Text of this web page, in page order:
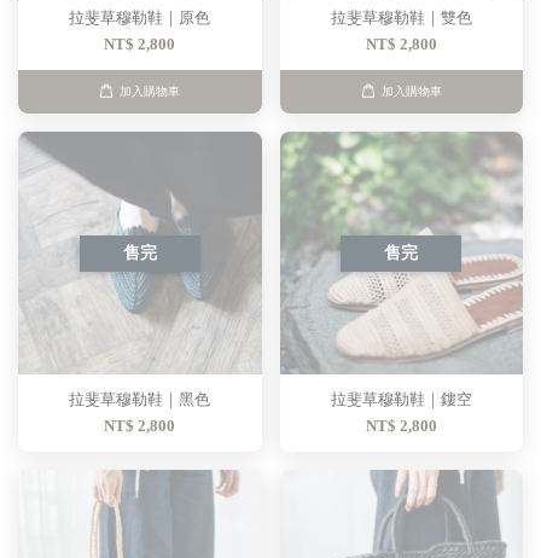
拉斐草穆勒鞋｜原色
NT$ 2,800
加入購物車
拉斐草穆勒鞋｜雙色
NT$ 2,800
加入購物車
售完
拉斐草穆勒鞋｜黑色
NT$ 2,800
售完
拉斐草穆勒鞋｜鏤空
NT$ 2,800